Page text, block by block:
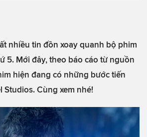
nhiều tin đồn xoay quanh bộ phim
5. Mới đây, theo báo cáo từ nguồn
hiện đang có những bước tiến
Studios. Cùng xem nhé!